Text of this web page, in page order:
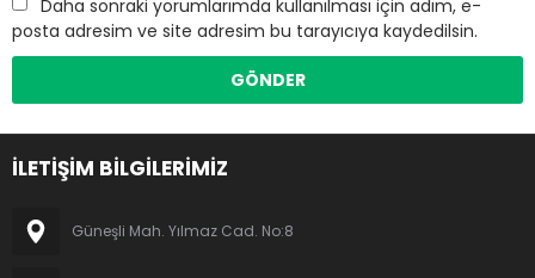
Daha sonraki yorumlarımda kullanılması için adım, e-
posta adresim ve site adresim bu tarayıcıya kaydedilsin.
İLETİŞİM BİLGİLERİMİZ
Güneşli Mah. Yılmaz Cad. No:8